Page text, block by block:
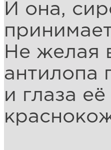
И она,
Не желая
антилопа
и глаза